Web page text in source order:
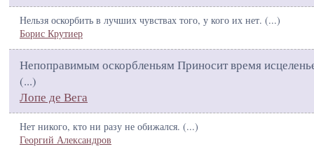
Нельзя оскорбить в лучших чувствах того, у кого их нет. (...)
Борис Крутиер
Непоправимым оскорбленьям Приносит время
(...)
Лопе де Вега
Нет никого, кто ни разу не обижался. (...)
Георгий Александров